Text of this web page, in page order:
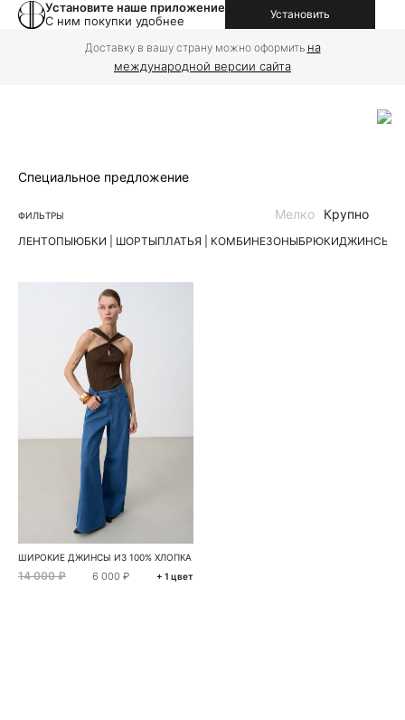
Установите наше приложение
С ним покупки удобнее
Установить
Доставку в вашу страну можно оформить на
международной версии сайта
Специальное предложение
ФИЛЬТРЫ
ЛЕНТОПЫЮБКИ | ШОРТЫПЛАТЬЯ | КОМБИНЕЗОНЫБРЮКИДЖИНСЫ
Мелко Крупно
ШИРОКИЕ ДЖИНСЫ ИЗ 100% ХЛОПКА
14 000 ₽ 6 000 ₽ + 1 цвет